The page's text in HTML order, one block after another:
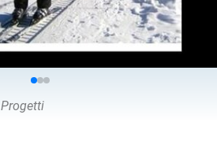
Progetti